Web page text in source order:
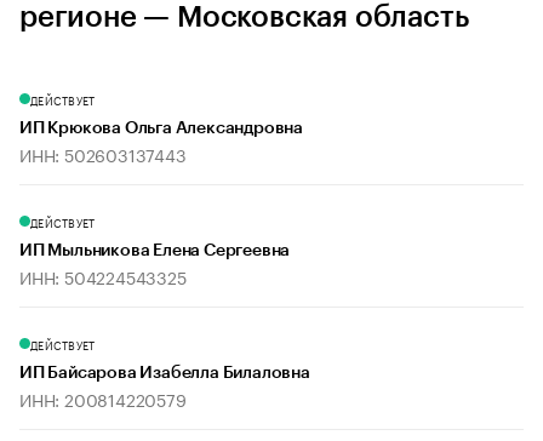
регионе — Московская область
ДЕЙСТВУЕТ
ИП Крюкова Ольга Александровна
ИНН: 502603137443
ДЕЙСТВУЕТ
ИП Мыльникова Елена Сергеевна
ИНН: 504224543325
ДЕЙСТВУЕТ
ИП Байсарова Изабелла Билаловна
ИНН: 200814220579